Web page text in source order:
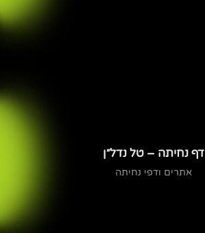
דף נחיתה – טל נדל״ן
אתרים ודפי נחיתה